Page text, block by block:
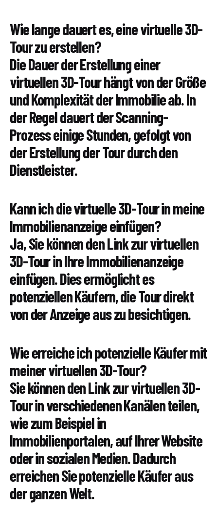
Wie lange dauert es, eine virtuelle 3D-
Tour zu erstellen?
Die Dauer der Erstellung einer
virtuellen 3D-Tour hängt von der Größe
und Komplexität der Immobilie ab. In
der Regel dauert der Scanning-
Prozess einige Stunden, gefolgt von
der Erstellung der Tour durch den
Dienstleister.
Kann ich die virtuelle 3D-Tour in meine
Immobilienanzeige einfügen?
Ja, Sie können den Link zur virtuellen
3D-Tour in Ihre Immobilienanzeige
einfügen. Dies ermöglicht es
potenziellen Käufern, die Tour direkt
von der Anzeige aus zu besichtigen.
Wie erreiche ich potenzielle Käufer mit
meiner virtuellen 3D-Tour?
Sie können den Link zur virtuellen 3D-
Tour in verschiedenen Kanälen teilen,
wie zum Beispiel in
Immobilienportalen, auf Ihrer Website
oder in sozialen Medien. Dadurch
erreichen Sie potenzielle Käufer aus
der ganzen Welt.